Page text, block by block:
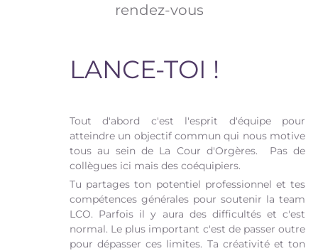
rendez-vous
LANCE-TOI !
Tout d'abord c'est l'esprit d'équipe pour
atteindre un objectif commun qui nous motive
tous au sein de La Cour d'Orgères. Pas de
collègues ici mais des coéquipiers.
Tu partages ton potentiel professionnel et tes
compétences générales pour soutenir la team
LCO. Parfois il y aura des difficultés et c'est
normal. Le plus important c'est de passer outre
pour dépasser ces limites. Ta créativité et ton